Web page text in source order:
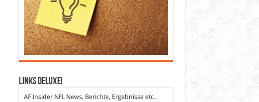
Links DeLuXe!
AF InsiderNFL News, Berichte, Ergebnisse etc.